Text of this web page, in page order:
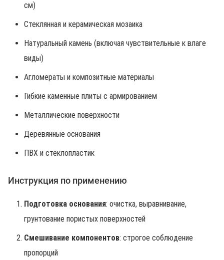
см)
Стеклянная и керамическая мозаика
Натуральный камень (включая чувствительные к влаге
виды)
Агломераты и композитные материалы
Гибкие каменные плиты с армированием
Металлические поверхности
Деревянные основания
ПВХ и стеклопластик
Инструкция по применению
Подготовка основания: очистка, выравнивание,
грунтование пористых поверхностей
Смешивание компонентов: строгое соблюдение
пропорций